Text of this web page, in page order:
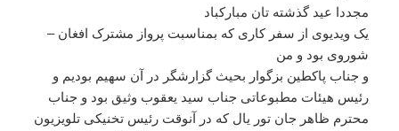
مجددا عید گذشته تان مبارکباد
یک ویدیوی از سفر کاری که بمناسبت پرواز مشترک افغان –
شوروی بود و من
و جناب پاکطین بزگوار بحیث گزارشگر در آن سهیم بودیم و
رئیس هیئات مطبوعاتی جناب سید یعقوب وثیق بود و جناب
محترم ظاهر جان تور یال که در آنوقت رئیس تخنیکی تلویزیون